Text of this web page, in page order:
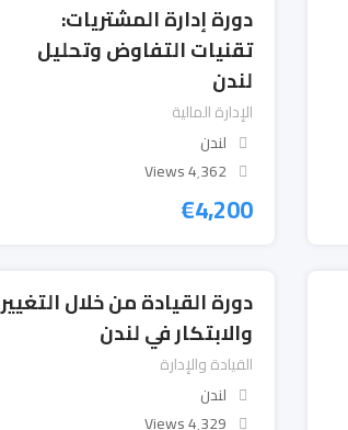
دورة إدارة المشتريات:
تقنيات التفاوض وتحليل
لندن
الإدارة المالية
لندن
4٬362 Views
€4,200
دورة القيادة من خلال التغيير
والابتكار في لندن
القيادة والإدارة
لندن
4٬329 Views